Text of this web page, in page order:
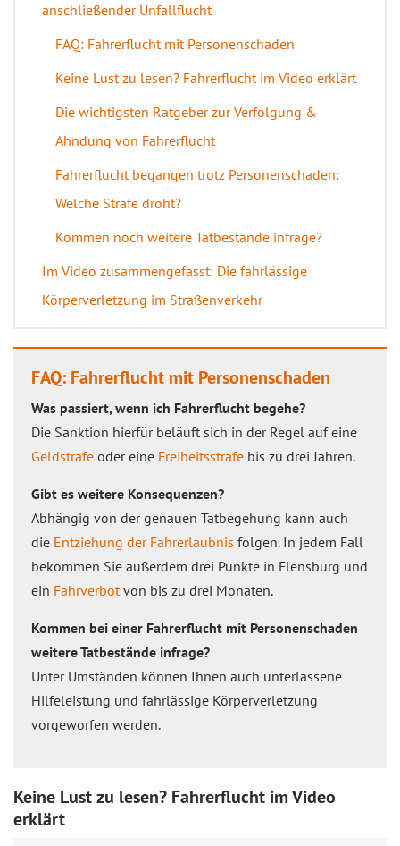
anschließender Unfallflucht
FAQ: Fahrerflucht mit Personenschaden
Keine Lust zu lesen? Fahrerflucht im Video erklärt
Die wichtigsten Ratgeber zur Verfolgung &
Ahndung von Fahrerflucht
Fahrerflucht begangen trotz Personenschaden:
Welche Strafe droht?
Kommen noch weitere Tatbestände infrage?
Im Video zusammengefasst: Die fahrlässige
Körperverletzung im Straßenverkehr
FAQ: Fahrerflucht mit Personenschaden
Was passiert, wenn ich Fahrerflucht begehe?
Die Sanktion hierfür beläuft sich in der Regel auf eine
Geldstrafe oder eine Freiheitsstrafe bis zu drei Jahren.
Gibt es weitere Konsequenzen?
Abhängig von der genauen Tatbegehung kann auch
die Entziehung der Fahrerlaubnis folgen. In jedem Fall
bekommen Sie außerdem drei Punkte in Flensburg und
ein Fahrverbotvon bis zu drei Monaten.
Kommen bei einer Fahrerflucht mit Personenschaden
weitere Tatbestände infrage?
Unter Umständen können Ihnen auch unterlassene
Hilfeleistung und fahrlässige Körperverletzung
vorgeworfen werden.
Keine Lust zu lesen? Fahrerflucht im Video
erklärt